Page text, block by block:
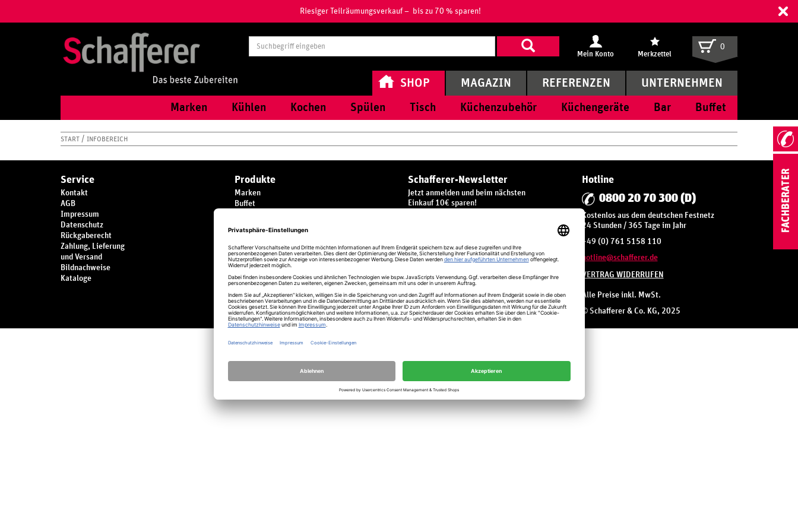
Riesiger Teilräumungsverkauf – bis zu 70 % sparen!
Suchbegriff
eingeben
Mein Konto Merkzettel
0
SHOP
Marken Kühlen Kochen Spülen Tisch Küchenzubehör Küchengeräte Bar Buffet
MAGAZIN REFERENZEN UNTERNEHMEN
START INFOBEREICH
Service
Kontakt
AGB
Impressum
Datenschutz
Rückgaberecht
Zahlung, Lieferung
und Versand
Bildnachweise
Kataloge
Produkte
Marken
Buffet
Küchenzubehör
Tisch
Kochen
Küchengeräte
Bar
Schafferer-Newsletter
Jetzt anmelden und beim nächsten
Einkauf 10€ sparen!
ANMELDEN
Hotline
0800 20 70 300 (D)
Kostenlos aus dem deutschen Festnetz
24 Stunden / 365 Tage im Jahr
+49 (0) 761 5158 110
hotline@schafferer.de
VERTRAG WIDERRUFEN
Alle Preise inkl. MwSt.
© Schafferer & Co. KG, 2025